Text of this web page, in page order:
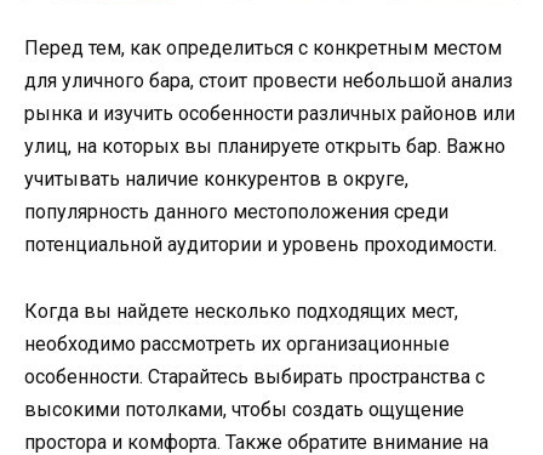
Перед тем, как определиться с конкретным местом
для уличного бара, стоит провести небольшой анализ
рынка и изучить особенности различных районов или
улиц, на которых вы планируете открыть бар. Важно
учитывать наличие конкурентов в округе,
популярность данного местоположения среди
потенциальной аудитории и уровень проходимости.
Когда вы найдете несколько подходящих мест,
необходимо рассмотреть их организационные
особенности. Старайтесь выбирать пространства с
высокими потолками, чтобы создать ощущение
простора и комфорта. Также обратите внимание на